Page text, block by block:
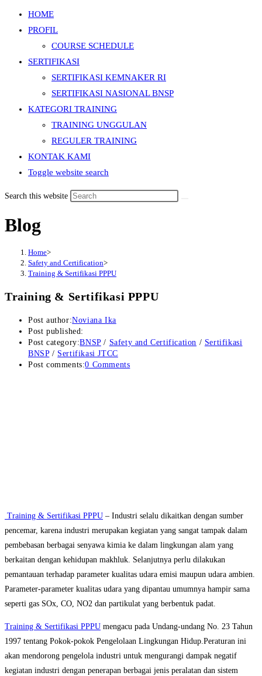
HOME
PROFIL
COURSE SCHEDULE
SERTIFIKASI
SERTIFIKASI KEMNAKER RI
SERTIFIKASI NASIONAL BNSP
KATEGORI TRAINING
TRAINING UNGGULAN
REGULER TRAINING
KONTAK KAMI
Toggle website search
Search this website
Blog
Home>
Safety and Certification>
Training & Sertifikasi PPPU
Training & Sertifikasi PPPU
Post author:Noviana Ika
Post published:
Post category:BNSP / Safety and Certification / Sertifikasi
BNSP / Sertifikasi JTCC
Post comments:0 Comments
Training & Sertifikasi PPPU – Industri selalu dikaitkan dengan sumber
pencemar, karena industri merupakan kegiatan yang sangat tampak dalam
pembebasan berbagai senyawa kimia ke dalam lingkungan alam yang
berkaitan dengan kehidupan makhluk. Selanjutnya perlu dilakukan
pemantauan terhadap parameter kualitas udara emisi maupun udara ambien.
Parameter-parameter kualitas udara yang dipantau umumnya hampir sama
seperti gas SOx, CO, NO2 dan partikulat yang berbentuk padat.
Training & Sertifikasi PPPU mengacu pada Undang-undang No. 23 Tahun
1997 tentang Pokok-pokok Pengelolaan Lingkungan Hidup.Peraturan ini
akan mendorong pengelola industri untuk mengurangi dampak negatif
kegiatan industri dengan penerapan berbagai jenis peralatan dan sistem